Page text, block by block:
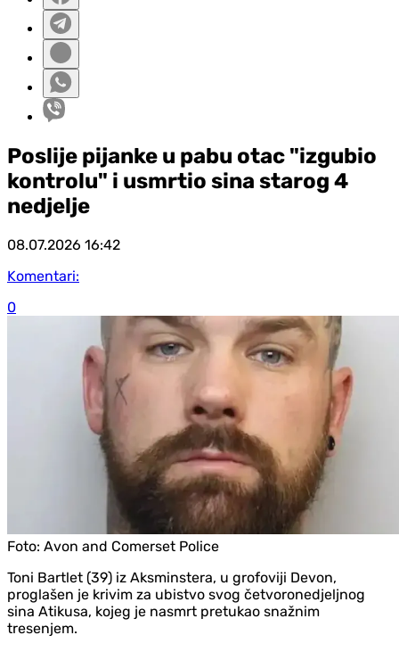
Poslije pijanke u pabu otac "izgubio
kontrolu" i usmrtio sina starog 4
nedjelje
08.07.2026 16:42
Komentari:
0
Foto: Avon and Comerset Police
Toni Bartlet (39) iz Aksminstera, u grofoviji Devon,
proglašen je krivim za ubistvo svog četvoronedjeljnog
sina Atikusa, kojeg je nasmrt pretukao snažnim
tresenjem.